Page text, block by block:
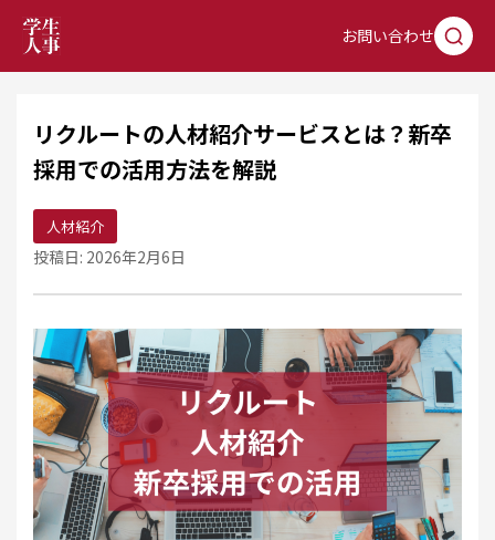
お問い合わせ
リクルートの人材紹介サービスとは？新卒
採用での活用方法を解説
人材紹介
投稿日: 2026年2月6日